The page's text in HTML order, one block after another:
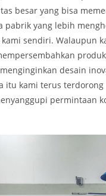
besar yang bisa
yang lebih
sendiri. Walaupun
desain
itu kami terus
permintaan